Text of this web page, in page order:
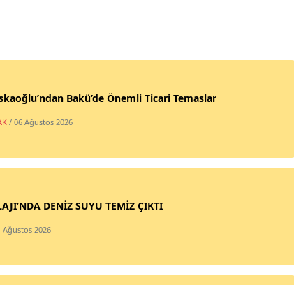
Bakü’de Önemli Ticari Temaslar
/ 06 Ağustos 2026
DENİZ SUYU TEMİZ ÇIKTI
Ağustos 2026